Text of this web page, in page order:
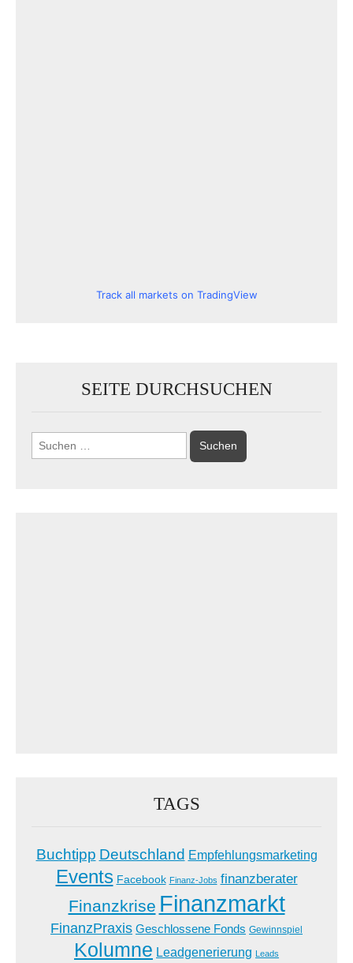
Track all markets on TradingView
SEITE DURCHSUCHEN
Suchen
nach:
TAGS
Buchtipp Deutschland Empfehlungsmarketing
Events Facebook Finanz-Jobs finanzberater
Finanzkrise Finanzmarkt
FinanzPraxis Geschlossene Fonds Gewinnspiel
Kolumne Leadgenerierung Leads